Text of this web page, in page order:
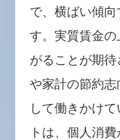
で、横ばい傾
す。実質賃金
がることが期
や家計の節約志
して働きかけ
トは、個人消